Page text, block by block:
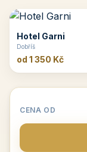
Hotel Garni
Dobříš
od 1 350 Kč
CENA OD